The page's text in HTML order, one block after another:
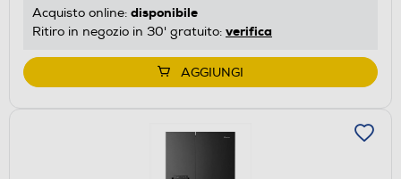
Acquisto online: disponibile
Ritiro in negozio in 30' gratuito: verifica
AGGIUNGI